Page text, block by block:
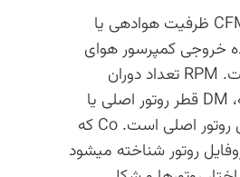
در فرمول فوق CFM ظرفیت هوادهی یا
خروجی کمپرسور هوای
فشرده اسکروست. RPM تعداد دوران
روتورها بر دقیقه، DM قطر روتور اصلی یا
روتور نر و L طول روتور اصلی است. Co که
روتور شناخته میشود